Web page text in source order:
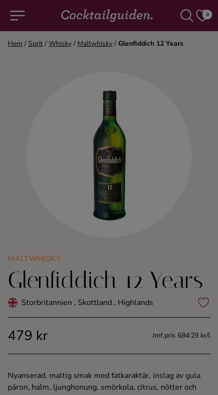
0
Konjak
Likör
Shots
Vodka
Hem / Sprit / Whisky / Maltwhisky / Glenfiddich 12 Years
MALTWHISKY
Glenfiddich 12 Years
Storbritannien , Skottland , Highlands
479 kr Jmf.pris 684:29 kr/l
Nyanserad, maltig smak med fatkaraktär, inslag av gula
päron, halm, ljunghonung, smörkola, citrus, nötter och